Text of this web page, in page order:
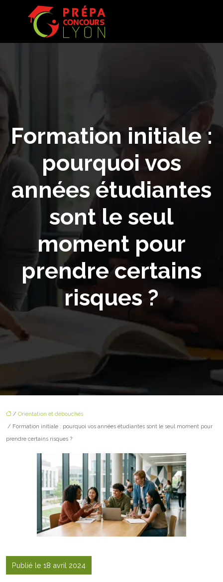
Formation initiale :
pourquoi vos
années étudiantes
sont le seul
moment pour
prendre certains
risques ?
/ Orientation et débouchés
/ Formation initiale : pourquoi vos années étudiantes sont le seul moment pour
prendre certains risques ?
Publié le 18 avril 2024